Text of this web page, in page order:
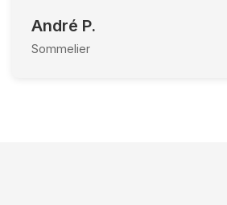
André P.
Sommelier